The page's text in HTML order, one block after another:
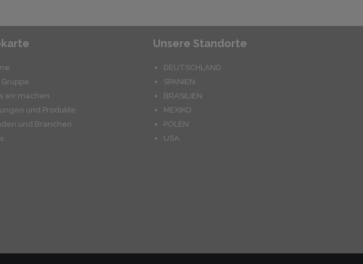
Gruppe
wir machen
und Produkte
und Branchen
Unsere Standorte
DEUTSCHLAND
SPANIEN
BRASILIEN
MEXIKO
POLEN
USA